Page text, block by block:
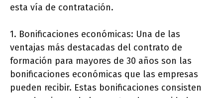
esta vía de contratación.
1. Bonificaciones económicas: Una de las
ventajas más destacadas del contrato de
formación para mayores de 30 años son las
bonificaciones económicas que las empresas
pueden recibir. Estas bonificaciones consisten